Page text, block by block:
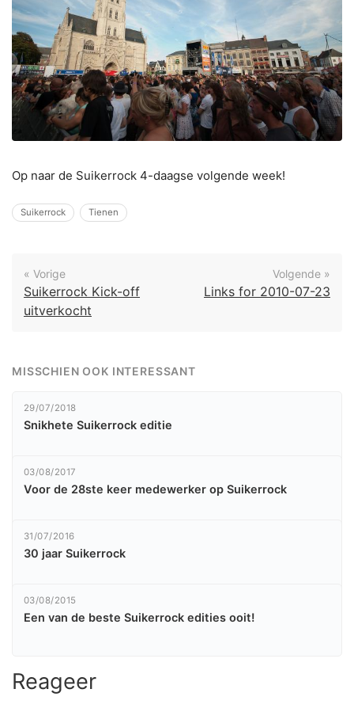
Op naar de Suikerrock 4-daagse volgende week!
Suikerrock Tienen
« Vorige
Suikerrock Kick-off
uitverkocht
Volgende »
Links for 2010-07-23
MISSCHIEN OOK INTERESSANT
29/07/2018
Snikhete Suikerrock editie
03/08/2017
Voor de 28ste keer medewerker op Suikerrock
31/07/2016
30 jaar Suikerrock
03/08/2015
Een van de beste Suikerrock edities ooit!
Reageer